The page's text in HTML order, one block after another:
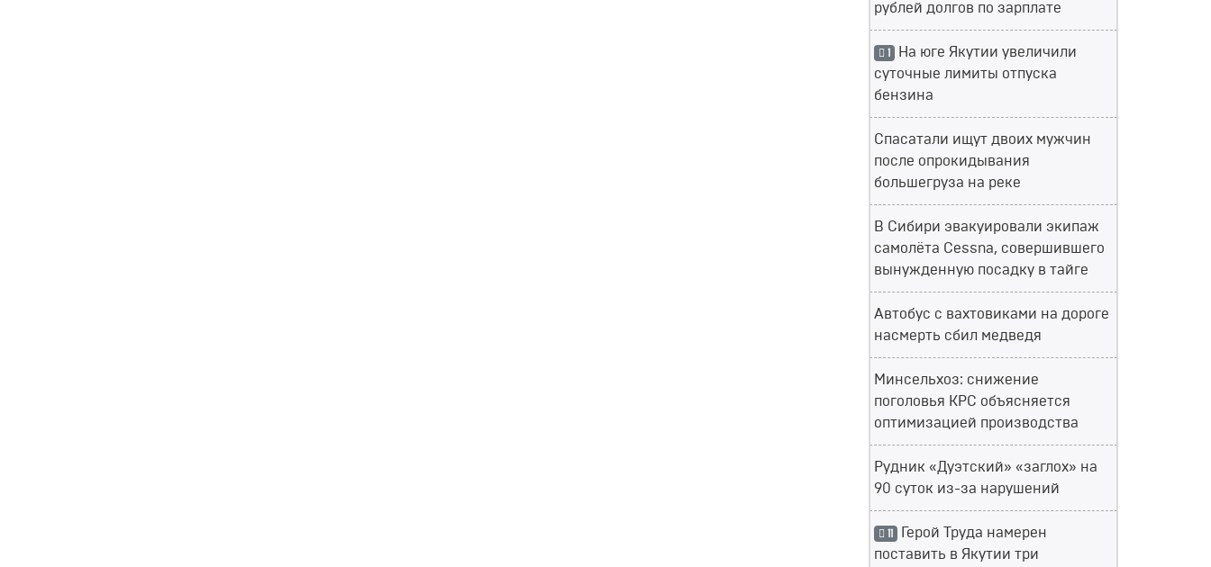
рублей долгов по зарплате
1 На юге Якутии увеличили
суточные лимиты отпуска
бензина
Спасатали ищут двоих мужчин
после опрокидывания
большегруза на реке
В Сибири эвакуировали экипаж
самолёта Cessna, совершившего
вынужденную посадку в тайге
Автобус с вахтовиками на дороге
насмерть сбил медведя
Минсельхоз: снижение
поголовья КРС объясняется
оптимизацией производства
Рудник «Дуэтский» «заглох» на
90 суток из-за нарушений
11 Герой Труда намерен
поставить в Якутии три